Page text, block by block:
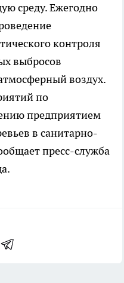
среду. Ежегодно
контроля
выбросов
воздух.
по
предприятием
в санитарно-
пресс-служба